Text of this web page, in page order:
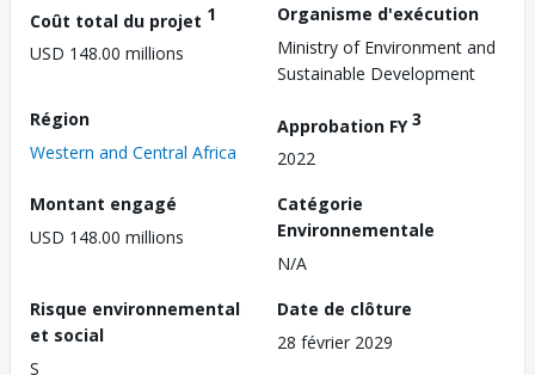
Coût total du projet 1
USD 148.00 millions
Organisme d'exécution
Ministry of Environment and
Sustainable Development
Région
Western and Central Africa
Approbation FY3
2022
Montant engagé
USD 148.00 millions
Catégorie
Environnementale
N/A
Risque environnemental
et social
S
Date de clôture
28 février 2029